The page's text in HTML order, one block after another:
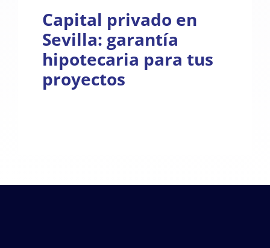
Capital privado en
Sevilla: garantía
hipotecaria para tus
proyectos